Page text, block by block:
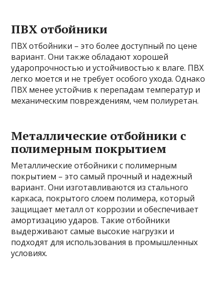
ПВХ отбойники
ПВХ отбойники – это более доступный по цене
вариант. Они также обладают хорошей
ударопрочностью и устойчивостью к влаге. ПВХ
легко моется и не требует особого ухода. Однако
ПВХ менее устойчив к перепадам температур и
механическим повреждениям, чем полиуретан.
Металлические отбойники с
полимерным покрытием
Металлические отбойники с полимерным
покрытием – это самый прочный и надежный
вариант. Они изготавливаются из стального
каркаса, покрытого слоем полимера, который
защищает металл от коррозии и обеспечивает
амортизацию ударов. Такие отбойники
выдерживают самые высокие нагрузки и
подходят для использования в промышленных
условиях.